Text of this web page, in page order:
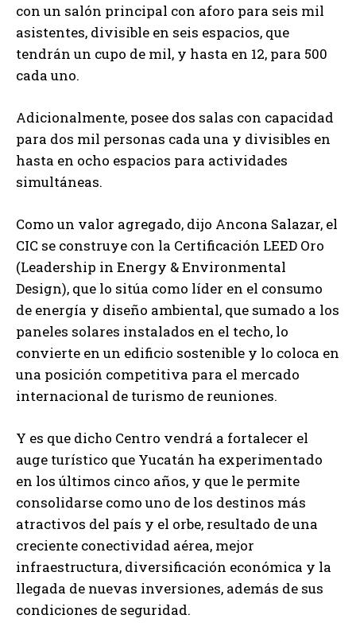
con un salón principal con aforo para seis mil
asistentes, divisible en seis espacios, que
tendrán un cupo de mil, y hasta en 12, para 500
cada uno.
Adicionalmente, posee dos salas con capacidad
para dos mil personas cada una y divisibles en
hasta en ocho espacios para actividades
simultáneas.
Como un valor agregado, dijo Ancona Salazar, el
CIC se construye con la Certificación LEED Oro
(Leadership in Energy & Environmental
Design), que lo sitúa como líder en el consumo
de energía y diseño ambiental, que sumado a los
paneles solares instalados en el techo, lo
convierte en un edificio sostenible y lo coloca en
una posición competitiva para el mercado
internacional de turismo de reuniones.
Y es que dicho Centro vendrá a fortalecer el
auge turístico que Yucatán ha experimentado
en los últimos cinco años, y que le permite
consolidarse como uno de los destinos más
atractivos del país y el orbe, resultado de una
creciente conectividad aérea, mejor
infraestructura, diversificación económica y la
llegada de nuevas inversiones, además de sus
condiciones de seguridad.